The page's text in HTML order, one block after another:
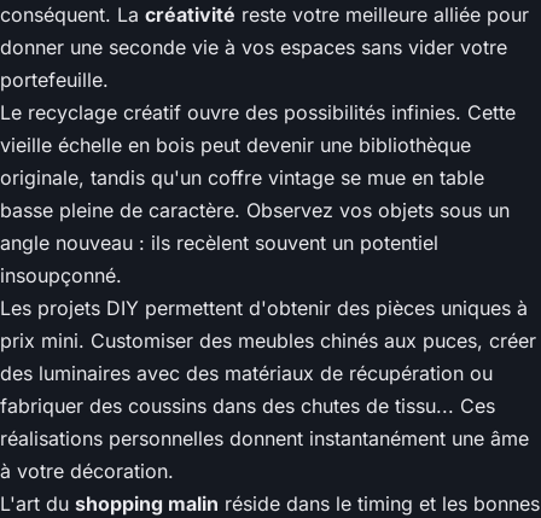
conséquent. La créativité reste votre meilleure alliée pour
donner une seconde vie à vos espaces sans vider votre
portefeuille.
Le recyclage créatif ouvre des possibilités infinies. Cette
vieille échelle en bois peut devenir une bibliothèque
originale, tandis qu'un coffre vintage se mue en table
basse pleine de caractère. Observez vos objets sous un
angle nouveau : ils recèlent souvent un potentiel
insoupçonné.
Les projets DIY permettent d'obtenir des pièces uniques à
prix mini. Customiser des meubles chinés aux puces, créer
des luminaires avec des matériaux de récupération ou
fabriquer des coussins dans des chutes de tissu... Ces
réalisations personnelles donnent instantanément une âme
à votre décoration.
L'art du shopping malin réside dans le timing et les bonnes